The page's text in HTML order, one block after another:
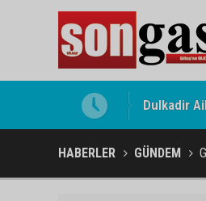
Gölbaşı
HABERLER GÜNDEM